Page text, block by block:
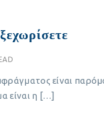
είναι
είναι η […]